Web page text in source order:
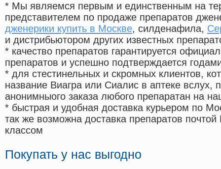
* Мы являемся первым и единственным на
представителем по продаже препаратов
дженерики купить в Москве, силденафила,
и дистрибьютором других известных
* качество препаратов гарантируется
препаратов и успешно подтверждается
* для стестинельных и скромных клиентов,
название Виагра или Сиалис в аптеке вслух,
анонимныого заказа любого препаратан на
* быстрая и удобная доставка курьером по
так же возможна доставка препаратов
классом
Покупать у нас выгодно